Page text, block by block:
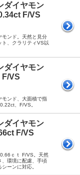
ダイヤモン
F/VS
モンド。天然と見分
ト、クラリティVS以
ダイヤモン
F/VS
モンド、大面積で指
、F/VS。
ダイヤモン
F/VS
ｃｔ F/VS。天然
、環境に配慮、手頃
ーンに対応。